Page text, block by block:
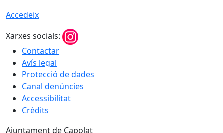
Accedeix
Xarxes socials:
Contactar
Avís legal
Protecció de dades
Canal denúncies
Accessibilitat
Crèdits
Ajuntament de Capolat